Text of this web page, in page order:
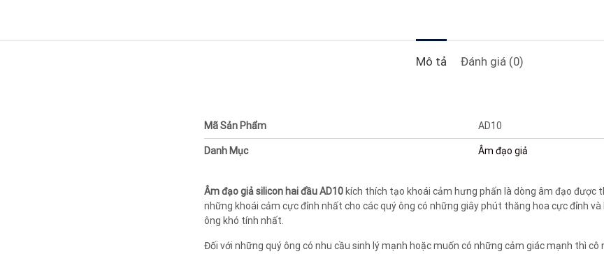
Mô tả Đánh giá (0)
Mã Sản Phẩm AD10
Danh Mục Âm đạo giả
Âm đạo giả silicon hai đầu AD10 kích thích tạo khoái cảm hưng phấn là dòng âm đạo được
những khoái cảm cực đỉnh nhất cho các quý ông có những giây phút thăng hoa cực đỉnh
ông khó tính nhất.
Đối với những quý ông có nhu cầu sinh lý mạnh hoặc muốn có những cảm giác mạnh thì cô